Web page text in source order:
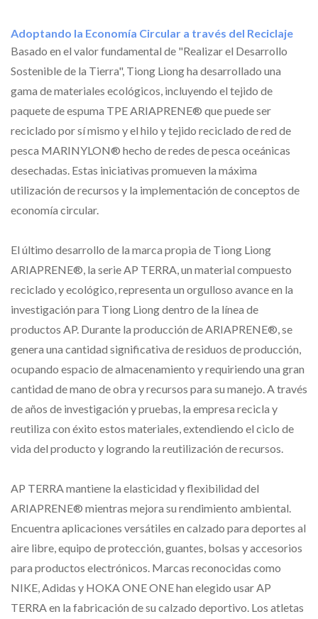
Adoptando la Economía Circular a través del Reciclaje
Basado en el valor fundamental de "Realizar el Desarrollo
Sostenible de la Tierra", Tiong Liong ha desarrollado una
gama de materiales ecológicos, incluyendo el tejido de
paquete de espuma TPE ARIAPRENE® que puede ser
reciclado por sí mismo y el hilo y tejido reciclado de red de
pesca MARINYLON® hecho de redes de pesca oceánicas
desechadas. Estas iniciativas promueven la máxima
utilización de recursos y la implementación de conceptos de
economía circular.
El último desarrollo de la marca propia de Tiong Liong
ARIAPRENE®, la serie AP TERRA, un material compuesto
reciclado y ecológico, representa un orgulloso avance en la
investigación para Tiong Liong dentro de la línea de
productos AP. Durante la producción de ARIAPRENE®, se
genera una cantidad significativa de residuos de producción,
ocupando espacio de almacenamiento y requiriendo una gran
cantidad de mano de obra y recursos para su manejo. A través
de años de investigación y pruebas, la empresa recicla y
reutiliza con éxito estos materiales, extendiendo el ciclo de
vida del producto y logrando la reutilización de recursos.
AP TERRA mantiene la elasticidad y flexibilidad del
ARIAPRENE® mientras mejora su rendimiento ambiental.
Encuentra aplicaciones versátiles en calzado para deportes al
aire libre, equipo de protección, guantes, bolsas y accesorios
para productos electrónicos. Marcas reconocidas como
NIKE, Adidas y HOKA ONE ONE han elegido usar AP
TERRA en la fabricación de su calzado deportivo. Los atletas